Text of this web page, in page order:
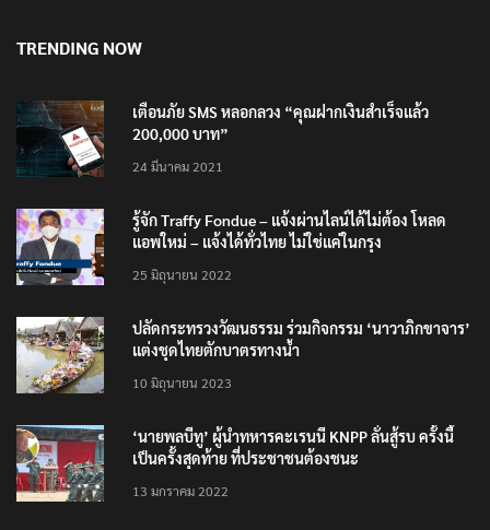
TRENDING NOW
เตือนภัย SMS หลอกลวง “คุณฝากเงินสำเร็จแล้ว
200,000 บาท”
24 มีนาคม 2021
รู้จัก Traffy Fondue – แจ้งผ่านไลน์ได้ไม่ต้อง โหลด
แอพใหม่ – แจ้งได้ทั่วไทย ไม่ใช่แค่ในกรุง
25 มิถุนายน 2022
ปลัดกระทรวงวัฒนธรรม ร่วมกิจกรรม ‘นาวาภิกขาจาร’
แต่งชุดไทยตักบาตรทางน้ำ
10 มิถุนายน 2023
‘นายพลบีทู’ ผู้นำทหารคะเรนนี KNPP ลั่นสู้รบ ครั้งนี้
เป็นครั้งสุดท้าย ที่ประชาชนต้องชนะ
13 มกราคม 2022